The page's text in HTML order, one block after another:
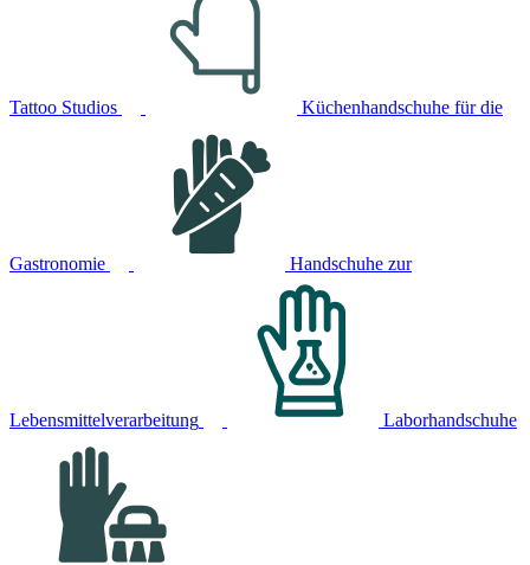
Tattoo Studios Küchenhandschuhe für die
Gastronomie Handschuhe zur
Lebensmittelverarbeitung Laborhandschuhe